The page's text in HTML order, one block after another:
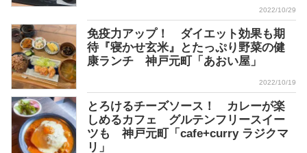
2022/10/29
免疫力アップ！ ダイエット効果も期
待『寝かせ玄米』とたっぷり野菜の健
康ランチ 神戸元町「あおい屋」
2022/10/19
とろけるチーズソース！ カレーが楽
しめるカフェ グルテンフリースイー
ツも 神戸元町「cafe+curry ラジクマ
リ」